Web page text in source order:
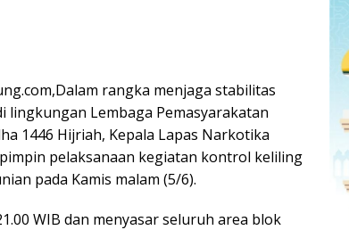
rangka menjaga stabilitas
lingkungan Lembaga Pemasyarakatan
1446 Hijriah, Kepala Lapas Narkotika
pelaksanaan kegiatan kontrol keliling
pada Kamis malam (5/6).
WIB dan menyasar seluruh area blok